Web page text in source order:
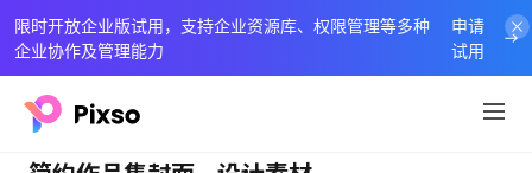
限时开放企业版试用，支持企业资源库、权限管理等多种
企业协作及管理能力
申请
试用